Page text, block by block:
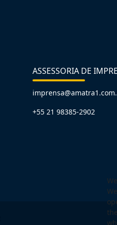
ASSESSORIA DE
+55 21 98385-2902